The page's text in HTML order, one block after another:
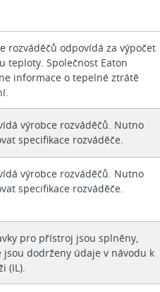
rozváděčů odpovídá za výpočet
teploty. Společnost Eaton
informace o tepelné ztrátě
výrobce rozváděčů. Nutno
specifikace rozváděče.
výrobce rozváděčů. Nutno
specifikace rozváděče.
pro přístroj jsou splněny,
jsou dodrženy údaje v návodu k
(IL).